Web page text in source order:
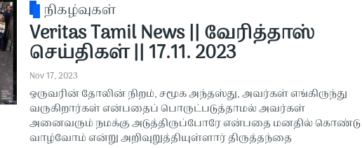
நிகழ்வுகள்
Veritas Tamil News || வேரித்தாஸ்
செய்திகள் || 17.11. 2023
Nov 17, 2023
ஒருவரின் தோலின் நிறம், சமூக அந்தஸ்து, அவர்கள் எங்கிருந்து
வருகிறார்கள் என்பதைப் பொருட்படுத்தாமல் அவர்கள்
அனைவரும் நமக்கு அடுத்திருப்போரே என்பதை மனதில் கொண்டு
வாழ்வோம் என்று அறிவுறுத்தியுள்ளார் திருத்தந்தை